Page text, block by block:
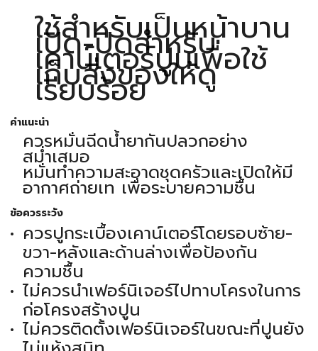
ใช้สำหรับเป็นหน้าบาน
เปิด-ปิดสำหรับ
เคาน์เตอร์ปูนเพื่อใช้
เก็บสิ่งของให้ดู
เรียบร้อย
คำแนะนำ
ควรหมั่นฉีดน้ำยากันปลวกอย่าง
สม่ำเสมอ
หมั่นทำความสะอาดชุดครัวและเปิดให้มี
อากาศถ่ายเท เพื่อระบายความชื้น
ข้อควรระวัง
ควรปูกระเบื้องเคาน์เตอร์โดยรอบซ้าย-
ขวา-หลังและด้านล่างเพื่อป้องกัน
ความชื้น
ไม่ควรนำเฟอร์นิเจอร์ไปทาบโครงในการ
ก่อโครงสร้างปูน
ไม่ควรติดตั้งเฟอร์นิเจอร์ในขณะที่ปูนยัง